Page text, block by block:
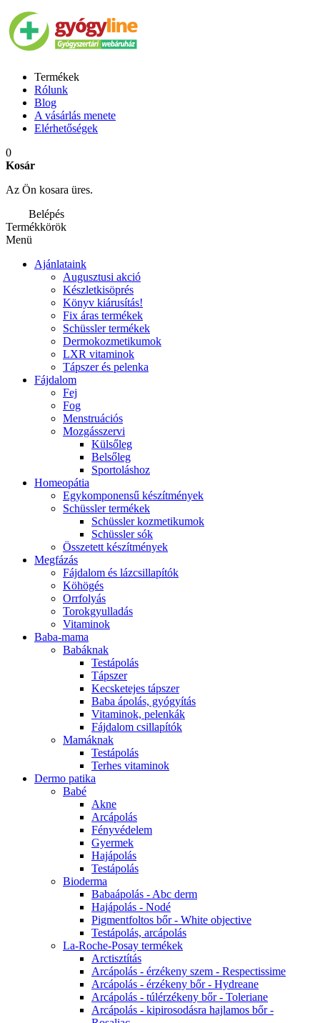
Termékek
Rólunk
Blog
A vásárlás menete
Elérhetőségek
0
Kosár
Az Ön kosara üres.
Belépés
Termékkörök
Menü
Ajánlataink
Augusztusi akció
Készletkisöprés
Könyv kiárusítás!
Fix áras termékek
Schüssler termékek
Dermokozmetikumok
LXR vitaminok
Tápszer és pelenka
Fájdalom
Fej
Fog
Menstruációs
Mozgásszervi
Külsőleg
Belsőleg
Sportoláshoz
Homeopátia
Egykomponensű készítmények
Schüssler termékek
Schüssler kozmetikumok
Schüssler sók
Összetett készítmények
Megfázás
Fájdalom és lázcsillapítók
Köhögés
Orrfolyás
Torokgyulladás
Vitaminok
Baba-mama
Babáknak
Testápolás
Tápszer
Kecsketejes tápszer
Baba ápolás, gyógyítás
Vitaminok, pelenkák
Fájdalom csillapítók
Mamáknak
Testápolás
Terhes vitaminok
Dermo patika
Babé
Akne
Arcápolás
Fényvédelem
Gyermek
Hajápolás
Testápolás
Bioderma
Babaápolás - Abc derm
Hajápolás - Nodé
Pigmentfoltos bőr - White objective
Testápolás, arcápolás
La-Roche-Posay termékek
Arctisztítás
Arcápolás - érzékeny szem - Respectissime
Arcápolás - érzékeny bőr - Hydreane
Arcápolás - túlérzékeny bőr - Toleriane
Arcápolás - kipirosodásra hajlamos bőr -